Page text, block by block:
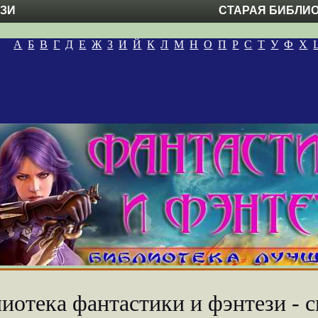
СТАРАЯ
А Б В Г Д Е Ж З И Й К Л М Н О П Р С Т У Ф Х
фантастики и фэнтези -